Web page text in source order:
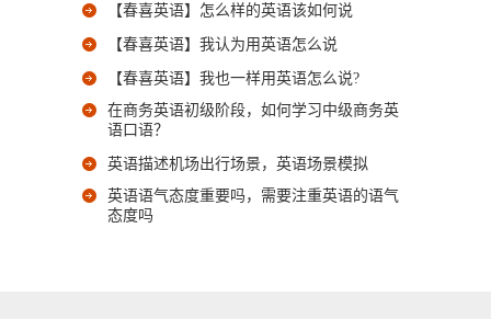
【春喜英语】怎么样的英语该如何说
【春喜英语】我认为用英语怎么说
【春喜英语】我也一样用英语怎么说?
在商务英语初级阶段，如何学习中级商务英
语口语？
英语描述机场出行场景，英语场景模拟
英语语气态度重要吗，需要注重英语的语气
态度吗